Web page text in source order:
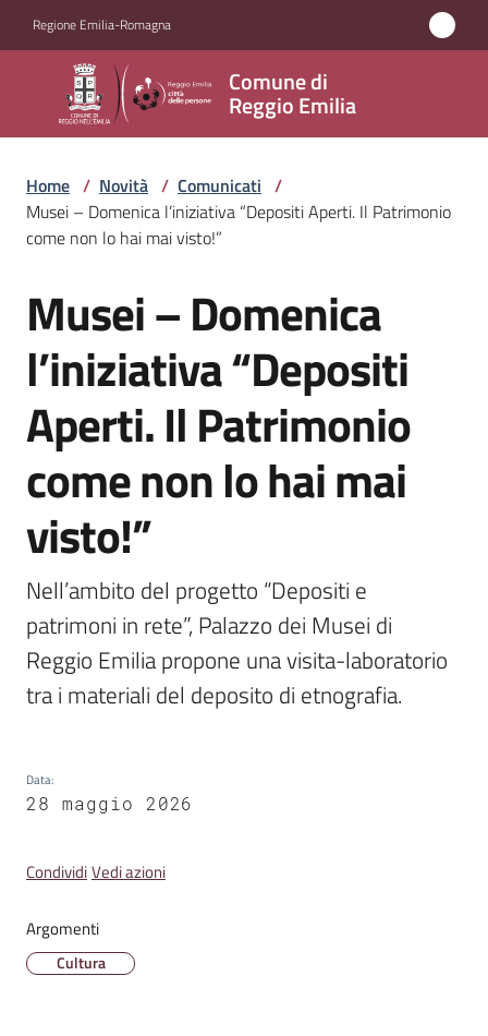
Regione Emilia-Romagna
Comune di
Reggio Emilia
Comune
di
Reggio
Emilia
Servizi
Novità
Menu selezionato
Vivere
Reggio
Emilia
Tutti
gli
argomenti
u
r
m
E
Home / Novità / Comunicati /
Musei – Domenica l’iniziativa “Depositi Aperti. Il Patrimonio
come non lo hai mai visto!”
Salta al contenuto
Musei – Domenica
l’iniziativa “Depositi
Aperti. Il Patrimonio
come non lo hai mai
visto!”
Nell’ambito del progetto “Depositi e
patrimoni in rete”, Palazzo dei Musei di
Reggio Emilia propone una visita-laboratorio
tra i materiali del deposito di etnografia.
Data:
28 maggio 2026
CondividiVedi azioni
Argomenti
Cultura